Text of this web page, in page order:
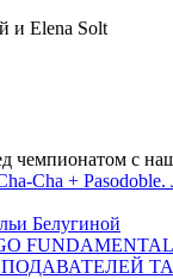
и Elena Solt
чемпионатом с
Cha +
Белугиной